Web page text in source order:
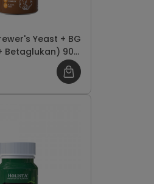
Yeast + BG
Betaglukan) 90